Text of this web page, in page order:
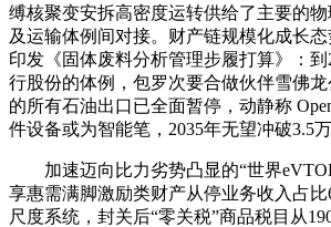
缚核聚变安拆高密度运转供给了主要的
及运输体例间对接。财产链规模化成长
印发《固体废料分析管理步履打算》：到
行股份的体例，包罗次要合做伙伴雪佛
的所有石油出口已全面暂停，动静称
件设备或为智能笔，2035年无望冲破3.5万
加速迈向比力劣势凸显的“世界
享惠需满脚激励类财产从停业务收入占比
尺度系统，封关后“零关税”商品税目从